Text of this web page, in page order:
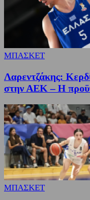
ΜΠΑΣΚΕΤ
Λαρεντζάκης:
στην ΑΕΚ – Η
ΜΠΑΣΚΕΤ